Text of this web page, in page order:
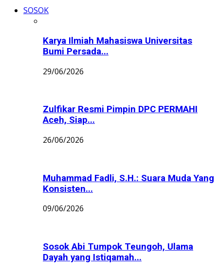
SOSOK
Karya Ilmiah Mahasiswa Universitas
Bumi Persada...
29/06/2026
Zulfikar Resmi Pimpin DPC PERMAHI
Aceh, Siap...
26/06/2026
Muhammad Fadli, S.H.: Suara Muda Yang
Konsisten...
09/06/2026
Sosok Abi Tumpok Teungoh, Ulama
Dayah yang Istiqamah...